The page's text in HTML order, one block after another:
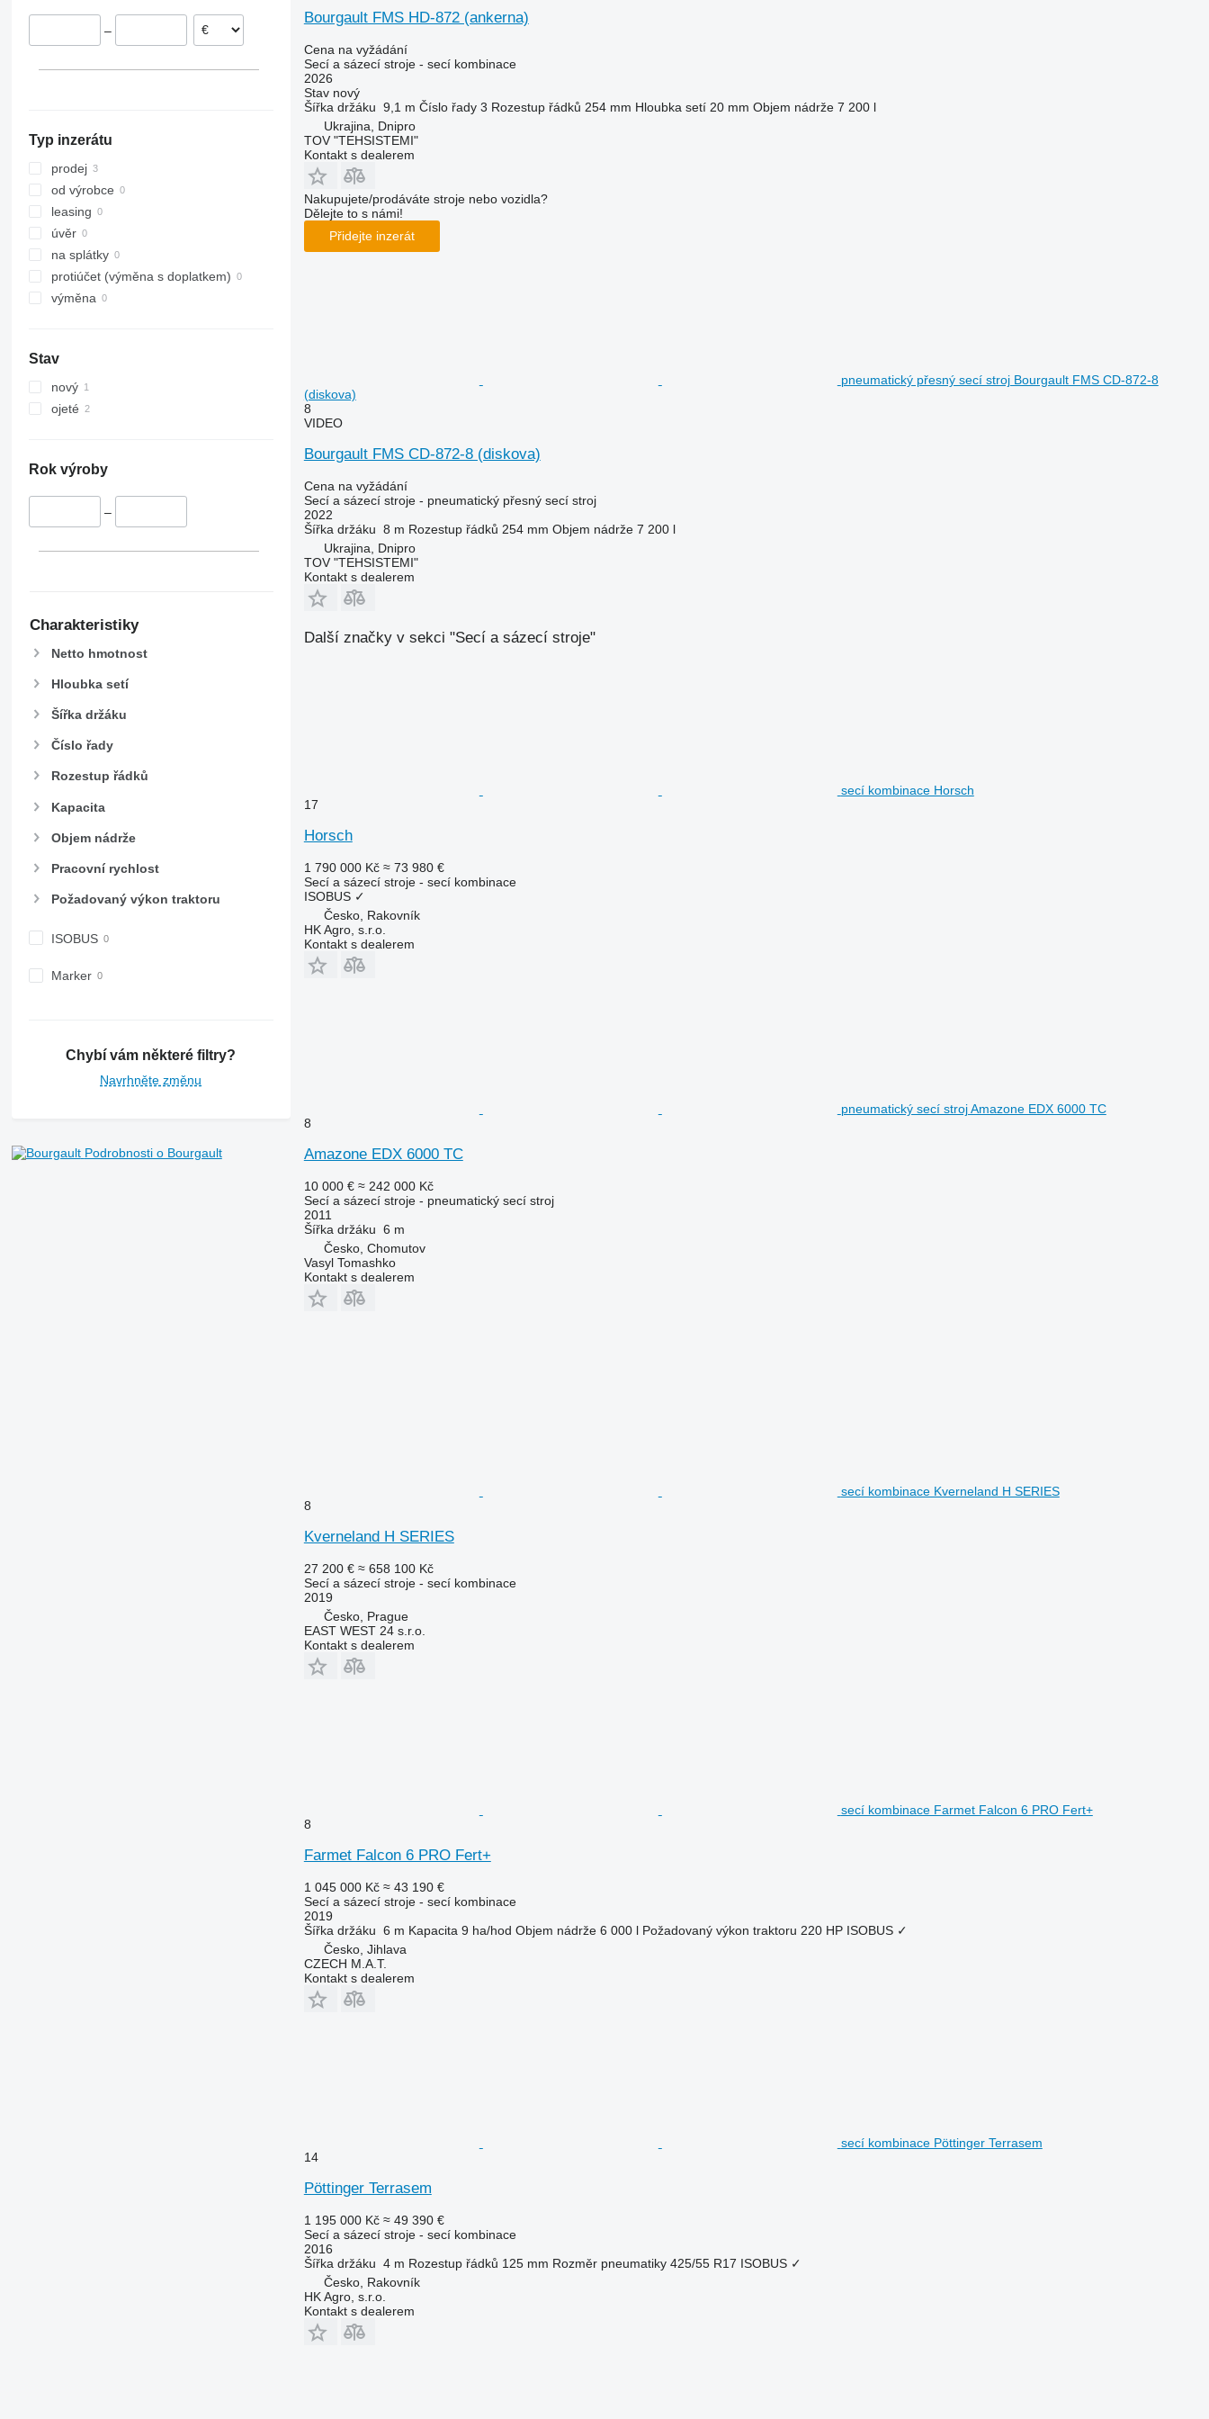
–
Typ inzerátu
prodej
od výrobce
leasing
úvěr
na splátky
protiúčet (výměna s doplatkem)
výměna
Stav
nový
ojeté
Rok výroby
–
Charakteristiky
Netto hmotnost
Hloubka setí
Šířka držáku
Číslo řady
Rozestup řádků
Kapacita
Objem nádrže
Pracovní rychlost
Požadovaný výkon traktoru
ISOBUS
Marker
Chybí vám některé filtry?
Navrhněte změnu
Podrobnosti o Bourgault
Bourgault FMS HD-872 (ankerna)
Cena na vyžádání
Secí a sázecí stroje - secí kombinace
2026
Stavnový
Šířka držáku 9,1 m Číslo řady 3 Rozestup řádků 254 mm Hloubka setí 20 mm Objem nádrže 7 200 l
Ukrajina, Dnipro
TOV "TEHSISTEMI"
Kontakt s dealerem
Nakupujete/prodáváte stroje nebo vozidla?
Dělejte to s námi!
Přidejte inzerát
pneumatický přesný secí stroj Bourgault FMS CD-872-8
(diskova)
8
VIDEO
Bourgault FMS CD-872-8 (diskova)
Cena na vyžádání
Secí a sázecí stroje - pneumatický přesný secí stroj
2022
Šířka držáku 8 m Rozestup řádků 254 mm Objem nádrže 7 200 l
Ukrajina, Dnipro
TOV "TEHSISTEMI"
Kontakt s dealerem
Další značky v sekci "Secí a sázecí stroje"
secí kombinace Horsch
17
Horsch
1 790 000 Kč ≈ 73 980 €
Secí a sázecí stroje - secí kombinace
ISOBUS ✓
Česko, Rakovník
HK Agro, s.r.o.
Kontakt s dealerem
pneumatický secí stroj Amazone EDX 6000 TC
8
Amazone EDX 6000 TC
10 000 € ≈ 242 000 Kč
Secí a sázecí stroje - pneumatický secí stroj
2011
Šířka držáku 6 m
Česko, Chomutov
Vasyl Tomashko
Kontakt s dealerem
secí kombinace Kverneland H SERIES
8
Kverneland H SERIES
27 200 € ≈ 658 100 Kč
Secí a sázecí stroje - secí kombinace
2019
Česko, Prague
EAST WEST 24 s.r.o.
Kontakt s dealerem
secí kombinace Farmet Falcon 6 PRO Fert+
8
Farmet Falcon 6 PRO Fert+
1 045 000 Kč ≈ 43 190 €
Secí a sázecí stroje - secí kombinace
2019
Šířka držáku 6 m Kapacita 9 ha/hod Objem nádrže 6 000 l Požadovaný výkon traktoru 220 HP ISOBUS ✓
Česko, Jihlava
CZECH M.A.T.
Kontakt s dealerem
secí kombinace Pöttinger Terrasem
14
Pöttinger Terrasem
1 195 000 Kč ≈ 49 390 €
Secí a sázecí stroje - secí kombinace
2016
Šířka držáku 4 m Rozestup řádků 125 mm Rozměr pneumatiky 425/55 R17 ISOBUS ✓
Česko, Rakovník
HK Agro, s.r.o.
Kontakt s dealerem